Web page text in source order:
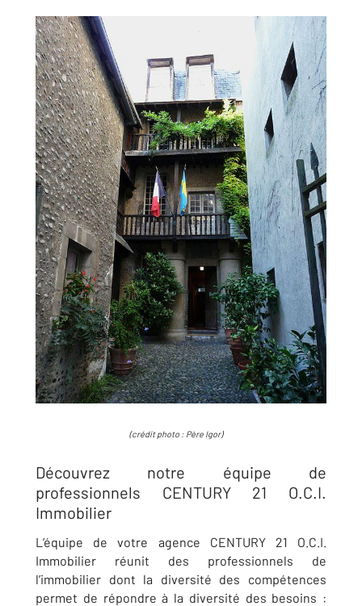
(crédit photo : Père Igor)
Découvrez notre équipe de
professionnels CENTURY 21 O.C.I.
Immobilier
L’équipe de votre agence CENTURY 21 O.C.I.
Immobilier réunit des professionnels de
l’immobilier dont la diversité des compétences
permet de répondre à la diversité des besoins :